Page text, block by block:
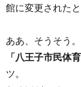
館に変更されたと
ああ、そうそう。
「八王子市民体育
ツ。